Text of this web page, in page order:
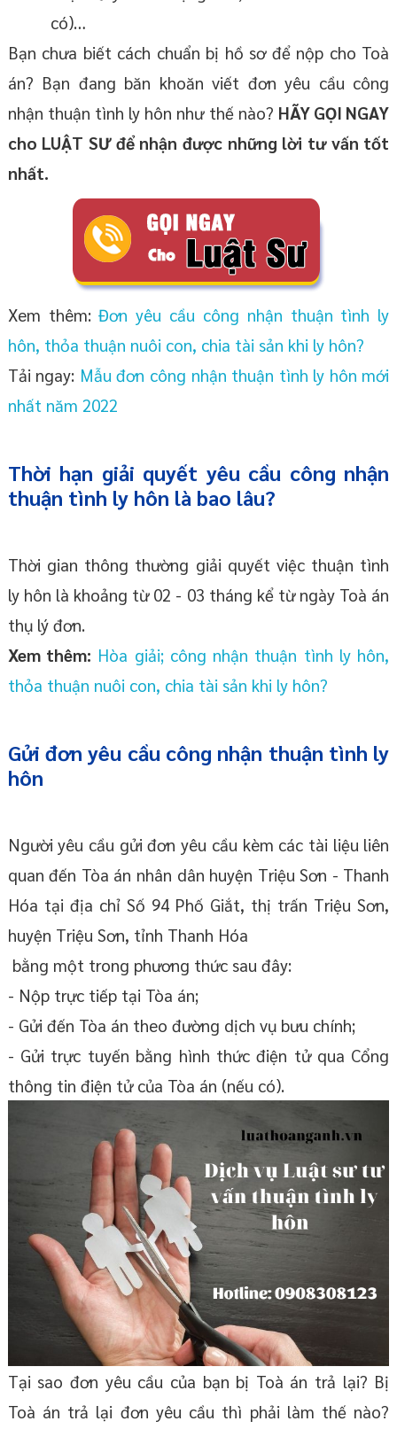
có)…
Bạn chưa biết cách chuẩn bị hồ sơ để nộp cho Toà
án? Bạn đang băn khoăn viết đơn yêu cầu công
nhận thuận tình ly hôn như thế nào? HÃY GỌI NGAY
cho LUẬT SƯ để nhận được những lời tư vấn tốt
nhất.
Xem thêm:Đơn yêu cầu công nhận thuận tình ly
hôn, thỏa thuận nuôi con, chia tài sản khi ly hôn?
Tải ngay: Mẫu đơn công nhận thuận tình ly hôn mới
nhất năm 2022
Thời hạn giải quyết yêu cầu công nhận
thuận tình ly hôn là bao lâu?
Thời gian thông thường giải quyết việc thuận tình
ly hôn là khoảng từ 02 - 03 tháng kể từ ngày Toà án
thụ lý đơn.
Xem thêm: Hòa giải; công nhận thuận tình ly hôn,
thỏa thuận nuôi con, chia tài sản khi ly hôn?
Gửi đơn yêu cầu công nhận thuận tình ly
hôn
Người yêu cầu gửi đơn yêu cầu kèm các tài liệu liên
quan đến Tòa án nhân dân huyện Triệu Sơn - Thanh
Hóa tại địa chỉ Số 94 Phố Giắt, thị trấn Triệu Sơn,
huyện Triệu Sơn, tỉnh Thanh Hóa
bằng một trong phương thức sau đây:
- Nộp trực tiếp tại Tòa án;
- Gửi đến Tòa án theo đường dịch vụ bưu chính;
- Gửi trực tuyến bằng hình thức điện tử qua Cổng
thông tin điện tử của Tòa án (nếu có).
Tại sao đơn yêu cầu của bạn bị Toà án trả lại? Bị
Toà án trả lại đơn yêu cầu thì phải làm thế nào?